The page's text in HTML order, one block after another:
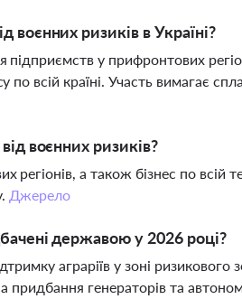
ризиків в Україні?
у прифронтових
всій країні. Участь вимагає
воєнних ризиків?
а також бізнес по всій
Джерело
державою у 2026 році?
аграріїв у зоні ризикового
придбання генераторів та